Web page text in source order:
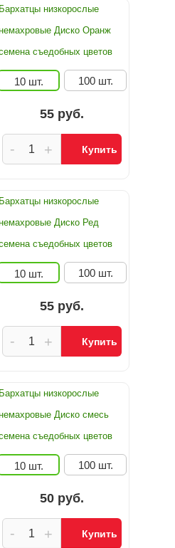
Бархатцы низкорослые
Диско Оранж
съедобных цветов
10 шт. 100 шт.
55 руб.
+
- Купить
Бархатцы низкорослые
Диско Ред
съедобных цветов
10 шт. 100 шт.
55 руб.
+
- Купить
Бархатцы низкорослые
Диско смесь
съедобных цветов
10 шт. 100 шт.
50 руб.
+
- Купить